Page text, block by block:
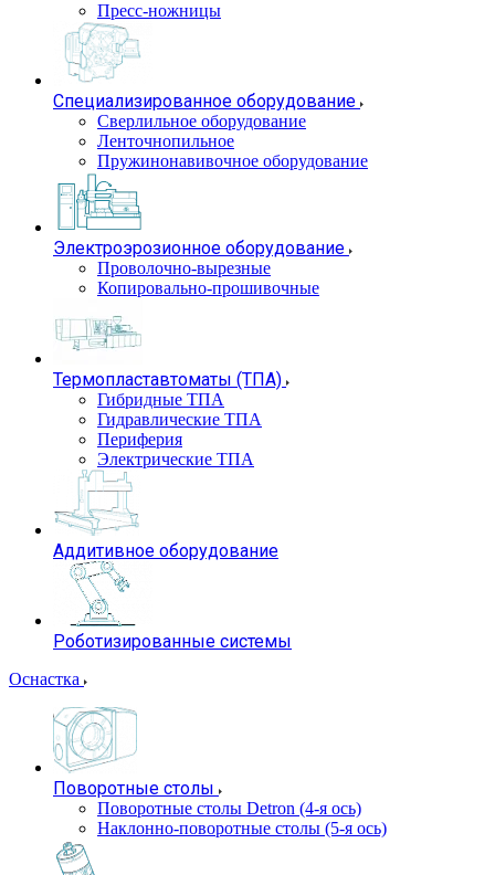
Пресс-ножницы
Специализированное оборудование
Сверлильное оборудование
Ленточнопильное
Пружинонавивочное оборудование
Электроэрозионное оборудование
Проволочно-вырезные
Копировально-прошивочные
Термопластавтоматы (ТПА)
Гибридные ТПА
Гидравлические ТПА
Периферия
Электрические ТПА
Аддитивное оборудование
Роботизированные системы
Оснастка
Поворотные столы
Поворотные столы Detron (4-я ось)
Наклонно-поворотные столы (5-я ось)